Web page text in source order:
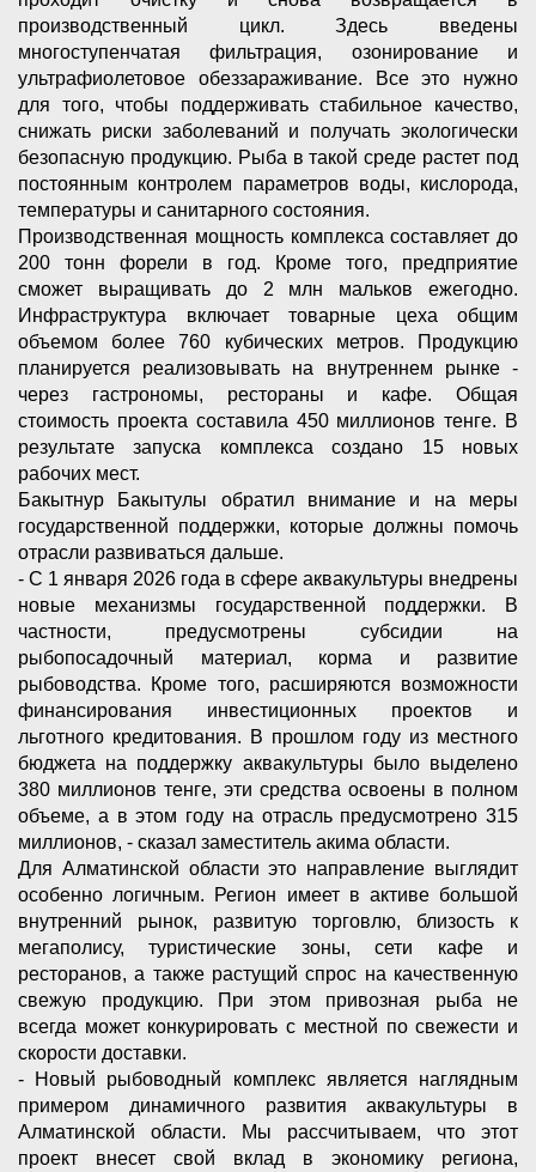
производственный цикл. Здесь введены
многоступенчатая фильтрация, озонирование и
ультрафиолетовое обеззараживание. Все это нужно
для того, чтобы поддерживать стабильное качество,
снижать риски заболеваний и получать экологически
безопасную продукцию. Рыба в такой среде растет под
постоянным контролем параметров воды, кислорода,
температуры и санитарного состояния.
Производственная мощность комплекса составляет до
200 тонн форели в год. Кроме того, предприятие
сможет выращивать до 2 млн мальков ежегодно.
Инфраструктура включает товарные цеха общим
объемом более 760 кубических метров. Продукцию
планируется реализовывать на внутреннем рынке -
через гастрономы, рестораны и кафе. Общая
стоимость проекта составила 450 миллионов тенге. В
результате запуска комплекса создано 15 новых
рабочих мест.
Бакытнур Бакытулы обратил внимание и на меры
государственной поддержки, которые должны помочь
отрасли развиваться дальше.
- С 1 января 2026 года в сфере аквакультуры внедрены
новые механизмы государственной поддержки. В
частности, предусмотрены субсидии на
рыбопосадочный материал, корма и развитие
рыбоводства. Кроме того, расширяются возможности
финансирования инвестиционных проектов и
льготного кредитования. В прошлом году из местного
бюджета на поддержку аквакультуры было выделено
380 миллионов тенге, эти средства освоены в полном
объеме, а в этом году на отрасль предусмотрено 315
миллионов, - сказал заместитель акима области.
Для Алматинской области это направление выглядит
особенно логичным. Регион имеет в активе большой
внутренний рынок, развитую торговлю, близость к
мегаполису, туристические зоны, сети кафе и
ресторанов, а также растущий спрос на качественную
свежую продукцию. При этом привозная рыба не
всегда может конкурировать с местной по свежести и
скорости доставки.
- Новый рыбоводный комплекс является наглядным
примером динамичного развития аквакультуры в
Алматинской области. Мы рассчитываем, что этот
проект внесет свой вклад в экономику региона,